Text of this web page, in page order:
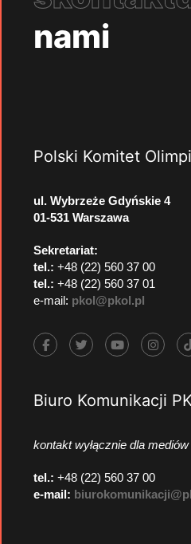
nami
Polski Komitet
ul. Wybrzeże Gdyńskie 4
01-531 Warszawa
Sekretariat:
tel.: +48 (22) 560 37 00
tel.: +48 (22) 560 37 01
e-mail: pkol@pkol.pl
Biuro Komunikacji
kontakt wyłącznie dla mediów
tel.: +48 (22) 560 37 00
e-mail: